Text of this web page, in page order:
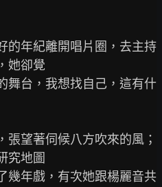
的年紀離開唱片圈，去主持
她卻覺
舞台，我想找自己，這有什
望著伺候八方吹來的風；
究地圖
幾年戲，有次她跟楊麗音共